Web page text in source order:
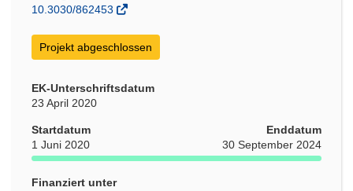
10.3030/862453
Projekt abgeschlossen
EK-Unterschriftsdatum
23 April 2020
Startdatum
1 Juni 2020
Enddatum
30 September 2024
Finanziert unter